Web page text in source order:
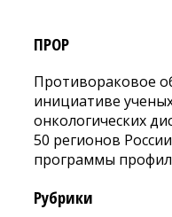
ПРОР
Противораковое
инициативе
онкологических
50 регионов
программы
Рубрики